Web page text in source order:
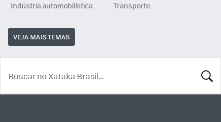
Indústria automobilística
Transporte
VEJA MAIS TEMAS